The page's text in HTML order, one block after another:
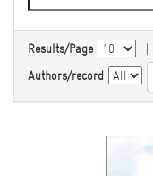
Results/Page |
Authors/record